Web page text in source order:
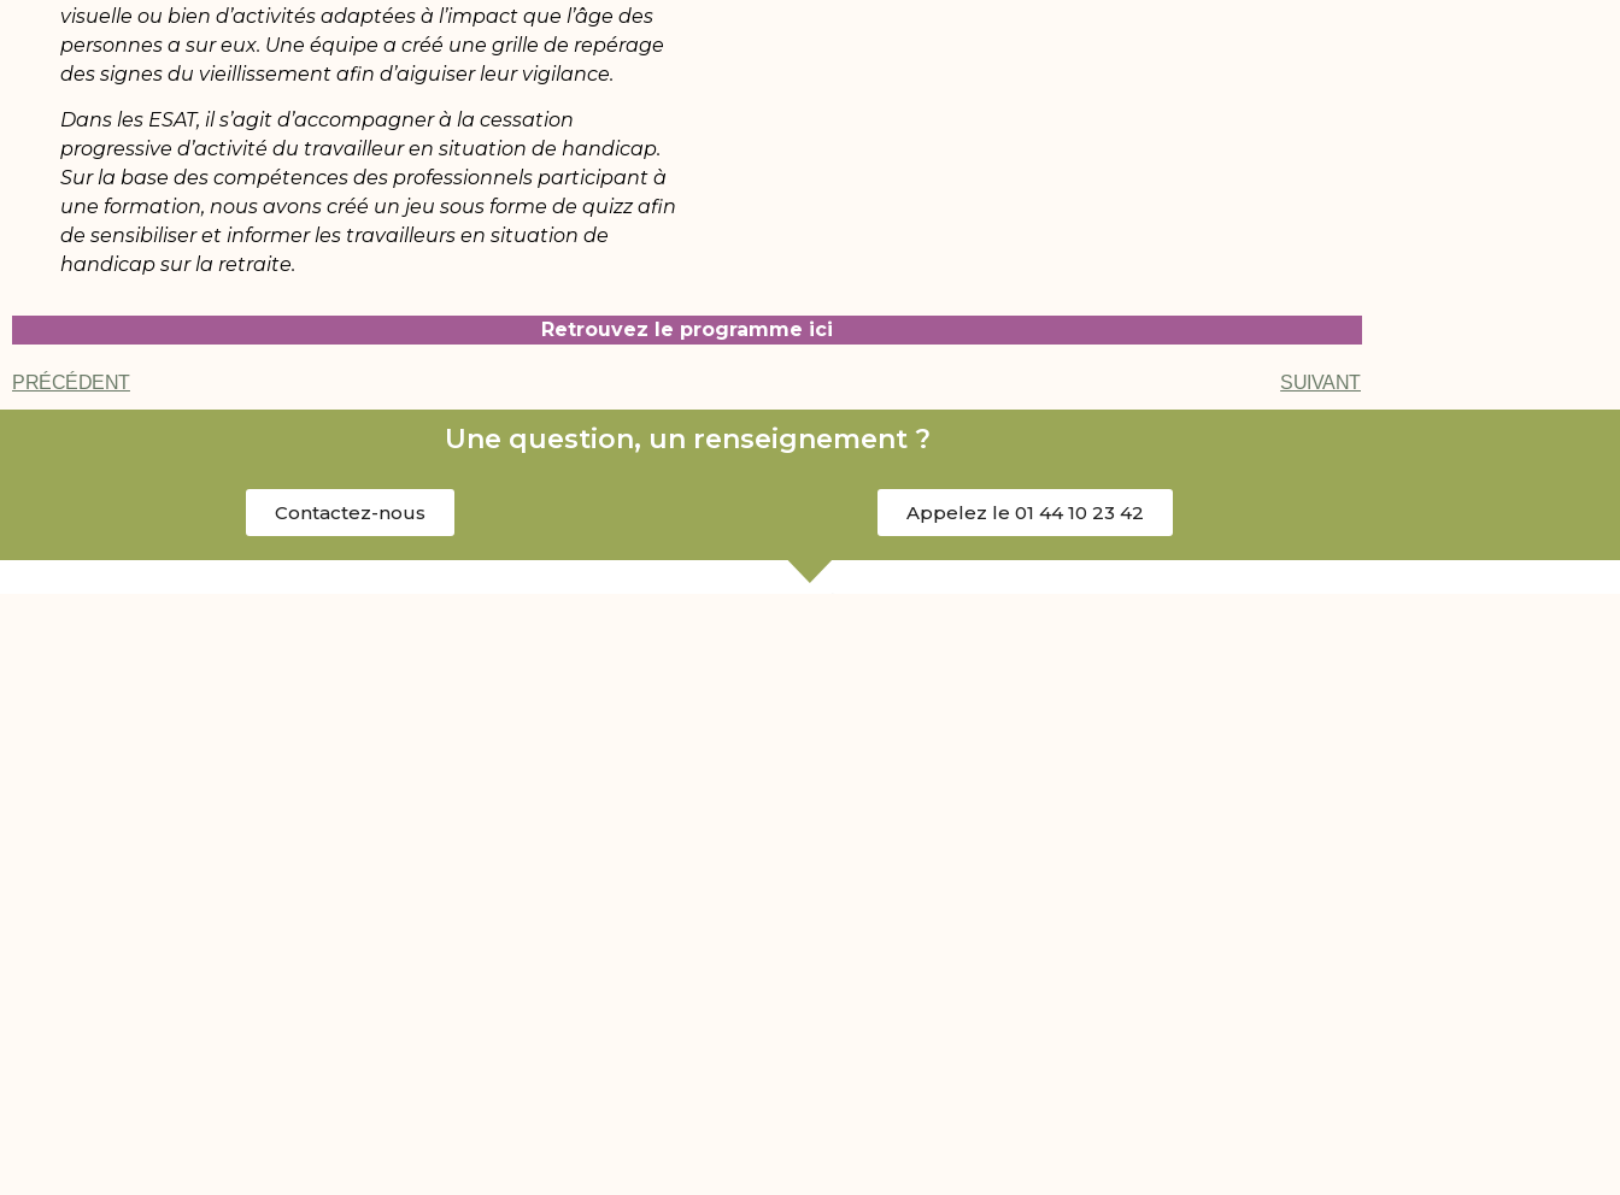
visuelle ou bien d’activités adaptées à l’impact que l’âge des
personnes a sur eux. Une équipe a créé une grille de repérage
des signes du vieillissement afin d’aiguiser leur vigilance.
Dans les ESAT, il s’agit d’accompagner à la cessation
progressive d’activité du travailleur en situation de handicap.
Sur la base des compétences des professionnels participant à
une formation, nous avons créé un jeu sous forme de quizz afin
de sensibiliser et informer les travailleurs en situation de
handicap sur la retraite.
Retrouvez le programme ici
PRÉCÉDENT SUIVANT
Une question, un renseignement ?
Contactez-nous Appelez le 01 44 10 23 42